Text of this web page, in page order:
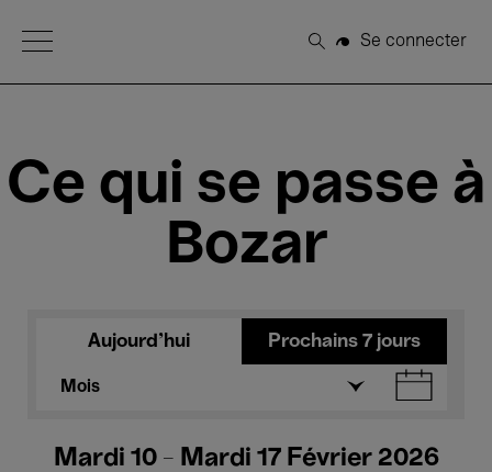
Open Menu
Rechercher
Se connecter
Ce qui se passe à
Bozar
Aujourd'hui Prochains 7 jours
Mois
Mardi 10 - Mardi 17 Février 2026